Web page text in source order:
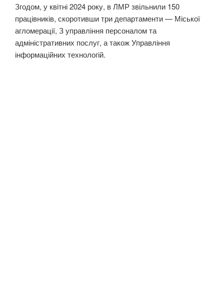
Згодом, у квітні 2024 року, в ЛМР звільнили 150
працівників, скоротивши три департаменти — Міської
агломерації, З управління персоналом та
адміністративних послуг, а також Управління
інформаційних технологій.